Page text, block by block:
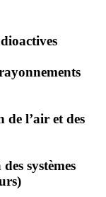
l’air et des
systèmes